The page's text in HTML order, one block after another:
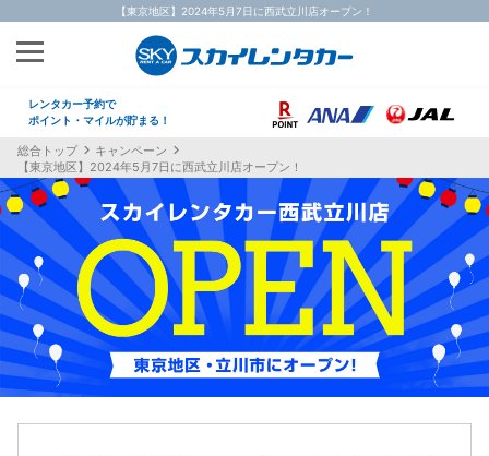
【東京地区】2024年5月7日に西武立川店オープン！
レンタカー予約で
ポイント・マイルが貯まる！
総合トップ
キャンペーン
【東京地区】2024年5月7日に西武立川店オープン！